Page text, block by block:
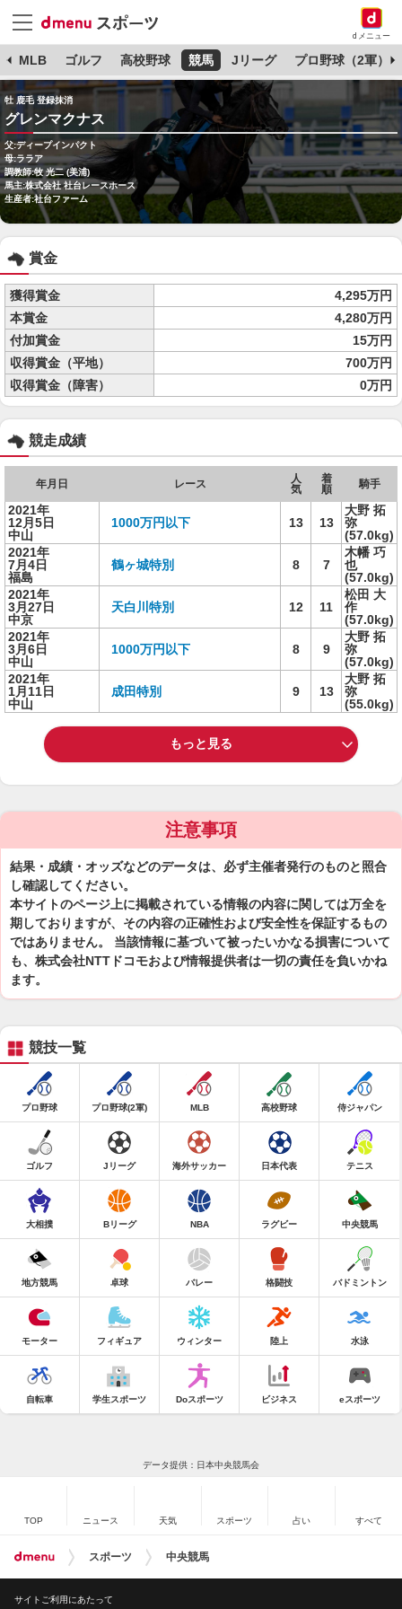
dメニュー
MLB ゴルフ 高校野球 競馬 Jリーグ プロ野球（2軍）
牡 鹿毛 登録抹消
グレンマクナス
父:ディープインパクト
母:ララア
調教師:牧 光二 (美浦)
馬主:株式会社 社台レースホース
生産者:社台ファーム
賞金
獲得賞金
4,295万円
本賞金
4,280万円
付加賞金
15万円
収得賞金（平地）
700万円
収得賞金（障害）
0万円
競走成績
年月日 レース
人
気
着
順
騎手
2021年
12月5日
中山
1000万円以下 13 13
大野 拓
弥
(57.0kg)
2021年
7月4日
福島
鶴ヶ城特別 8 7
木幡 巧
也
(57.0kg)
2021年
3月27日
中京
天白川特別 12 11
松田 大
作
(57.0kg)
2021年
3月6日
中山
1000万円以下 8 9
大野 拓
弥
(57.0kg)
2021年
1月11日
中山
成田特別 9 13
大野 拓
弥
(55.0kg)
もっと見る
注意事項
結果・成績・オッズなどのデータは、必ず主催者発行のものと照合
し確認してください。
本サイトのページ上に掲載されている情報の内容に関しては万全を
期しておりますが、その内容の正確性および安全性を保証するもの
ではありません。 当該情報に基づいて被ったいかなる損害について
も、株式会社NTTドコモおよび情報提供者は一切の責任を負いかね
ます。
競技一覧
プロ野球 プロ野球(2軍) MLB 高校野球 侍ジャパン
ゴルフ Jリーグ 海外サッカー 日本代表 テニス
大相撲 Bリーグ NBA ラグビー 中央競馬
地方競馬 卓球 バレー 格闘技 バドミントン
モーター フィギュア ウィンター 陸上 水泳
自転車 学生スポーツ Doスポーツ ビジネス eスポーツ
データ提供：日本中央競馬会
TOP ニュース 天気 スポーツ 占い すべて
スポーツ 中央競馬
サイトご利用にあたって